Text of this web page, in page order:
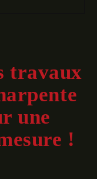
travaux
une
!